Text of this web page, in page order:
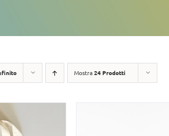
Mostra24 Prodotti